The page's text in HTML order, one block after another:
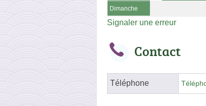
Dimanche
Signaler une erreur
Contact
Téléphone